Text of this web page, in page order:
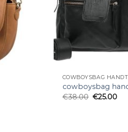
COWBOYSBAG
cowboysbag
€38.00 €25.00